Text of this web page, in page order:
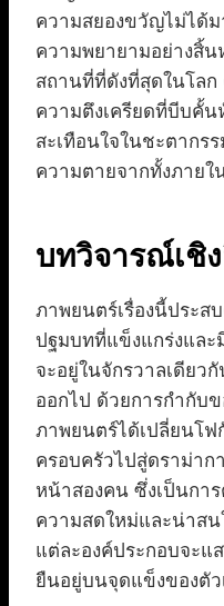
ความสยองขวัญไม่ได้ม
ความพยายามอย่างสิ้น
สถานที่ที่ดังที่สุดในโล
ความตึงเครียดที่บีบคั้
สะเทือนใจในชะตากร
ความตายจากทั้งภายใ
บทวิจารณ์เชิ
ภาพยนตร์เรื่องนี้ประส
ปฐมบทที่แข็งแกร่งและ
จะอยู่ในจักรวาลเดียว
ออกไป ด้วยการกำกับ
ภาพยนตร์ได้เปลี่ยนโ
ครอบครัวไปสู่ดราม่าก
หน้าสองคน ซึ่งเป็นกา
ความสดใหม่และน่าสน
แต่ละองค์ประกอบจะแ
ยืนอยู่บนจุดแข็งของตัว